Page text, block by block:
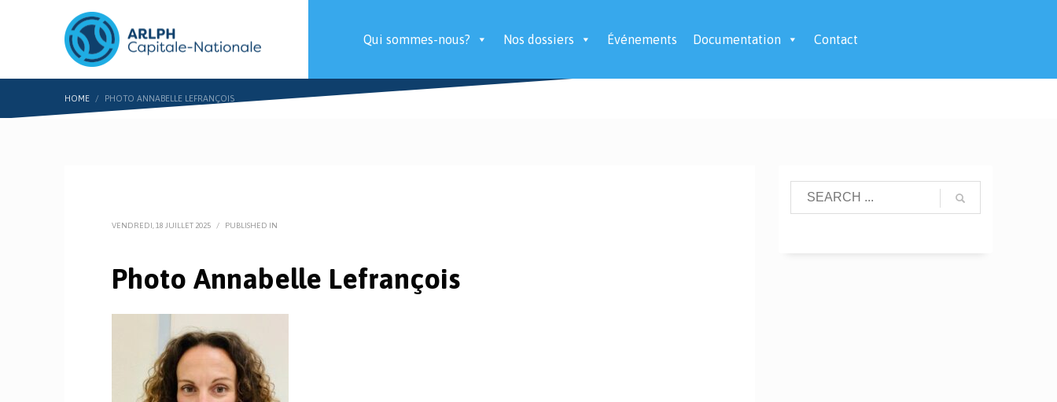
Qui sommes-nous? Nos dossiers Événements Documentation Contact
HOME PHOTO ANNABELLE LEFRANÇOIS
VENDREDI, 18 JUILLET 2025 / PUBLISHED IN
Photo Annabelle Lefrançois